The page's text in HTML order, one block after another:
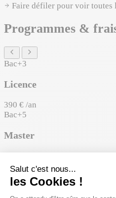
Faire défiler pour voir toutes
Programmes &
Bac+3
Licence
390 € /an
Bac+5
Master
535 € /an
Diplôme de Spécialisation
d’Approfondissement